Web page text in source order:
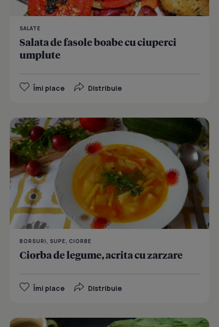
SALATE
Salata de fasole boabe cu ciuperci
umplute
Îmi place Distribuie
BORSURI, SUPE, CIORBE
Ciorba de legume, acrita cu zarzare
Îmi place Distribuie